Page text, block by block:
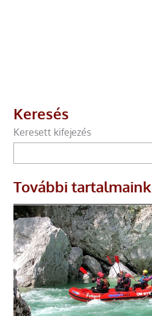
Keresés
Keresett kifejezés
További tartalmaink